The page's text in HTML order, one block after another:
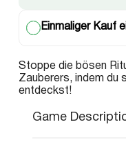
Einmaliger Kauf
Stoppe die bösen
Zauberers, indem du
entdeckst!
Game